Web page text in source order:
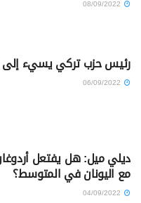
رئيس حزب تركي يسيء إلى
ديلي ميل: هل يفتعل
مع اليونان في المتوسط؟